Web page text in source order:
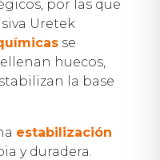
por las que
Uretek
se
huecos,
la base
estabilización
y duradera.